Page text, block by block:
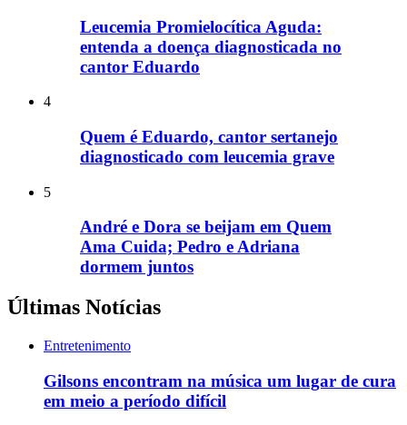
Leucemia Promielocítica Aguda:
entenda a doença diagnosticada no
cantor Eduardo
4
Quem é Eduardo, cantor sertanejo
diagnosticado com leucemia grave
5
André e Dora se beijam em Quem
Ama Cuida; Pedro e Adriana
dormem juntos
Últimas Notícias
Entretenimento
Gilsons encontram na música um lugar de cura
em meio a período difícil